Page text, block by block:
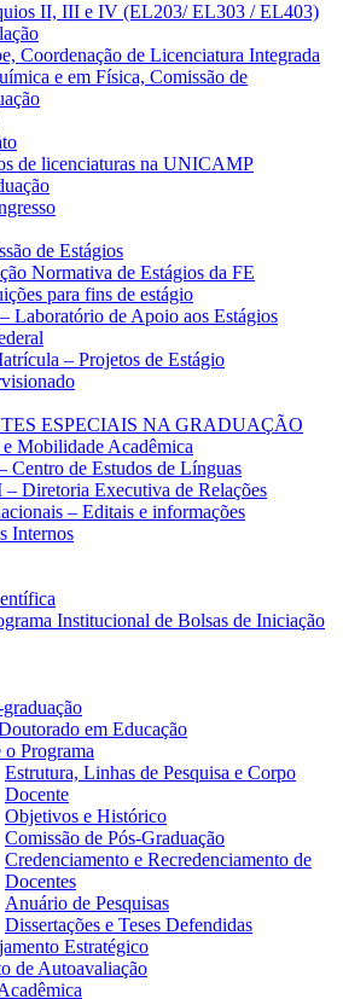
II, III e IV (EL203/ EL303 / EL403)
Coordenação de Licenciatura Integrada
e em Física, Comissão de
de licenciaturas na UNICAMP
de Estágios
Normativa de Estágios da FE
para fins de estágio
Laboratório de Apoio aos Estágios
– Projetos de Estágio
ESPECIAIS NA GRADUAÇÃO
Mobilidade Acadêmica
Centro de Estudos de Línguas
Diretoria Executiva de Relações
– Editais e informações
Internos
Institucional de Bolsas de Iniciação
em Educação
o Programa
Estrutura, Linhas de Pesquisa e Corpo
Docente
Objetivos e Histórico
Comissão de Pós-Graduação
Credenciamento e Recredenciamento de
Docentes
Anuário de Pesquisas
Dissertações e Teses Defendidas
Estratégico
de Autoavaliação